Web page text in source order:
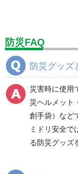
設備用品・作業補助
分煙対策機器
電気保守用品
防災グッズ（防災セ
健康管理器具
商品カテゴリ一
防災FAQ
防災グッズ
災害時に使用
災ヘルメット
創手袋）など
ミドリ安全で
る防災グッズ